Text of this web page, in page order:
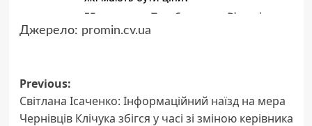
Джерело: promin.cv.ua
Post
navigation
Previous:
Світлана Ісаченко: Інформаційний наїзд на мера
Чернівців Клічука збігся у часі зі зміною керівника